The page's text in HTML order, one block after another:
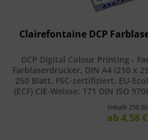
Clairefontaine DCP
DCP Digital Colour Printing -
Farblaserdrucker, DIN A4 (210 x
250 Blatt. FSC-zertifiziert, EU-
(ECF) CIE-Weisse: 171 DIN ISO
Inhalt 250
ab 4,58